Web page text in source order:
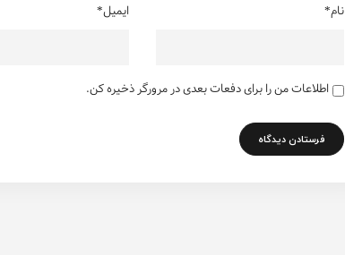
نام* ایمیل*
اطلاعات من را برای دفعات بعدی در مرورگر ذخیره کن.